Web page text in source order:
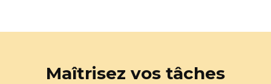
Maîtrisez vos tâches